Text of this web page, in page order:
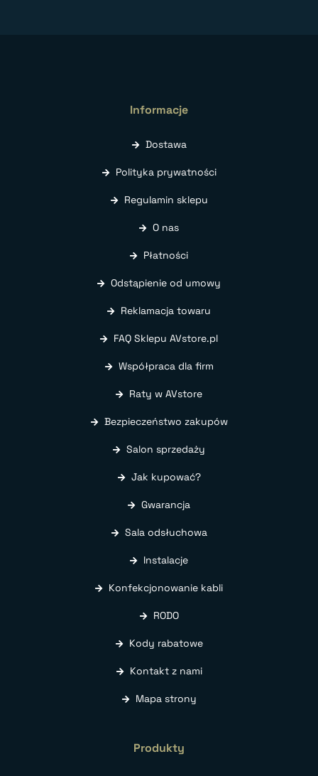
Informacje
Dostawa
Polityka prywatności
Regulamin sklepu
O nas
Płatności
Odstąpienie od umowy
Reklamacja towaru
FAQ Sklepu AVstore.pl
Współpraca dla firm
Raty w AVstore
Bezpieczeństwo zakupów
Salon sprzedaży
Jak kupować?
Gwarancja
Sala odsłuchowa
Instalacje
Konfekcjonowanie kabli
RODO
Kody rabatowe
Kontakt z nami
Mapa strony
Produkty